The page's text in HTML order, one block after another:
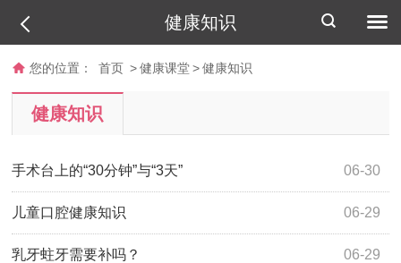
健康知识
您的位置： 首页 > 健康课堂 > 健康知识
健康知识
06-30
手术台上的“30分钟”与“3天”
06-29
儿童口腔健康知识
06-29
乳牙蛀牙需要补吗？